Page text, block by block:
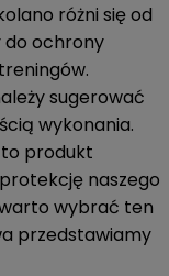
różni się od
ochrony
sugerować
wykonania.
to produkt
naszego
wybrać ten
przedstawiamy